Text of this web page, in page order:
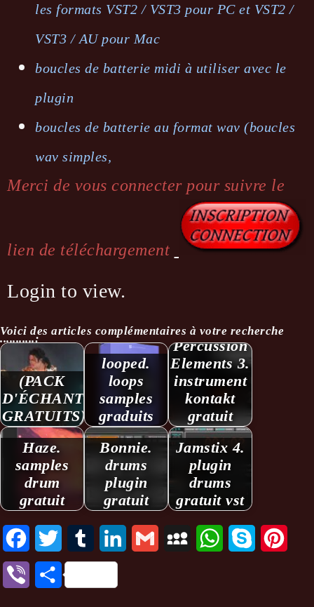
les formats VST2 / VST3 pour PC et VST2 /
VST3 / AU pour Mac
boucles de batterie midi à utiliser avec le
plugin
boucles de batterie au format wav (boucles
wav simples,
Merci de vous connecter pour suivre le
lien de téléchargement
Login to view.
Voici des articles complémentaires à votre recherche
...........:
(PACK
D'ÉCHANTILLONS
GRATUITS)
looped.
loops
samples
graduits
Percussion
Elements 3.
instrument
kontakt
gratuit
Haze.
samples
drum
gratuit
Bonnie.
drums
plugin
gratuit
Jamstix 4.
plugin
drums
gratuit vst
FacebookTwitter Tumblr LinkedInGmail MySpaceWhatsAppSkype
Viber Partager